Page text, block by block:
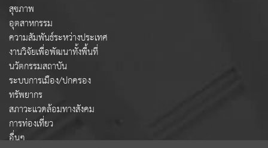
สุขภาพ
อุตสาหกรรม
ความสัมพันธ์ระหว่างประเทศ
งานวิจัยเพื่อพัฒนาทั้งพื้นที่
นวัตกรรมสถาบัน
ระบบการเมือง/ปกครอง
ทรัพยากร
สภาวะแวดล้อมทางสังคม
การท่องเที่ยว
อื่นๆ